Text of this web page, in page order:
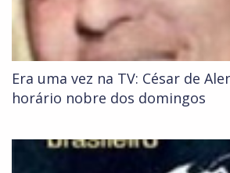
Era uma vez na TV: César de
horário nobre dos domingos